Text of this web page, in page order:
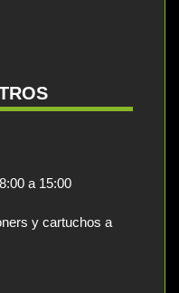
a 15:00
y cartuchos a